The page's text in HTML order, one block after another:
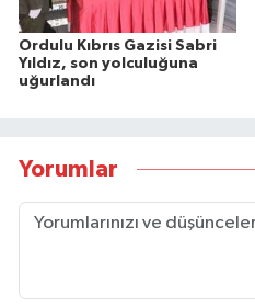
Ordulu Kıbrıs Gazisi Sabri
Yıldız, son yolculuğuna
uğurlandı
Yorumlar